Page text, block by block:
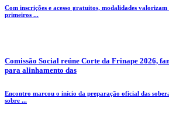
Com inscrições e acesso gratuitos, modalidades
primeiros ...
Comissão Social reúne Corte da Frinape 2026,
para alinhamento das
Encontro marcou o início da preparação oficial das
sobre ...